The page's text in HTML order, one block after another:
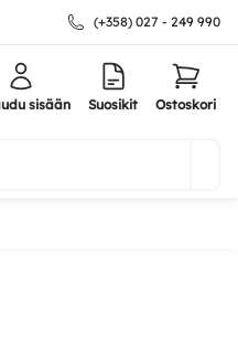
(+358) 027 - 249 990
sisään Suosikit Ostoskori